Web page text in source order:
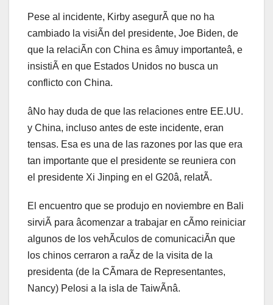
Pese al incidente, Kirby asegurÃ que no ha
cambiado la visiÃn del presidente, Joe Biden, de
que la relaciÃn con China es âmuy importanteâ, e
insistiÃ en que Estados Unidos no busca un
conflicto con China.
âNo hay duda de que las relaciones entre EE.UU.
y China, incluso antes de este incidente, eran
tensas. Esa es una de las razones por las que era
tan importante que el presidente se reuniera con
el presidente Xi Jinping en el G20â, relatÃ.
El encuentro que se produjo en noviembre en Bali
sirviÃ para âcomenzar a trabajar en cÃmo reiniciar
algunos de los vehÃculos de comunicaciÃn que
los chinos cerraron a raÃz de la visita de la
presidenta (de la CÃmara de Representantes,
Nancy) Pelosi a la isla de TaiwÃnâ.